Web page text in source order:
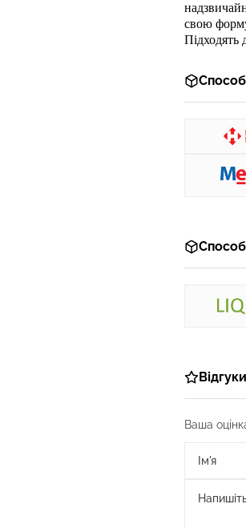
свою
Підходять
Відгуки
Ваша